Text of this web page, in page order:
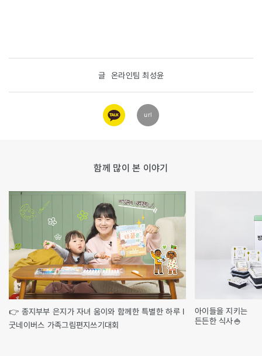
글 온라인팀 최성윤
카카오
링크
url
함께 많이 본 이야기
👉 종지부부 은지가 자녀 움이와 함께한 특별한 하루 l
굿네이버스 가족그림편지쓰기대회
아이들을 지키는
든든한 식사🍚